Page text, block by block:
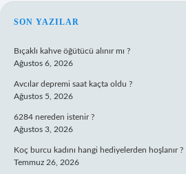
SIDEBAR
SON YAZILAR
Bıçaklı kahve öğütücü alınır mı ?
Ağustos 6, 2026
Avcılar depremi saat kaçta oldu ?
Ağustos 5, 2026
6284 nereden istenir ?
Ağustos 3, 2026
Koç burcu kadını hangi hediyelerden hoşlanır ?
Temmuz 26, 2026